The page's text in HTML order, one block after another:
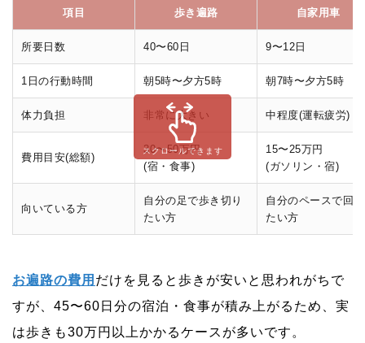
項目 歩き遍路 自家用車
所要日数 40〜60日 9〜12日
1日の行動時間 朝5時〜夕方5時 朝7時〜夕方5時
体力負担 非常に大きい 中程度(運転疲労)
費用目安(総額)
30〜50万円
(宿・食事)
15〜25万円
(ガソリン・宿)
向いている方
自分の足で歩き切り
たい方
自分のペースで回り
たい方
スクロールできます
お遍路の費用 だけを見ると歩きが安いと思われがちで
すが、45〜60日分の宿泊・食事が積み上がるため、実
は歩きも30万円以上かかるケースが多いです。